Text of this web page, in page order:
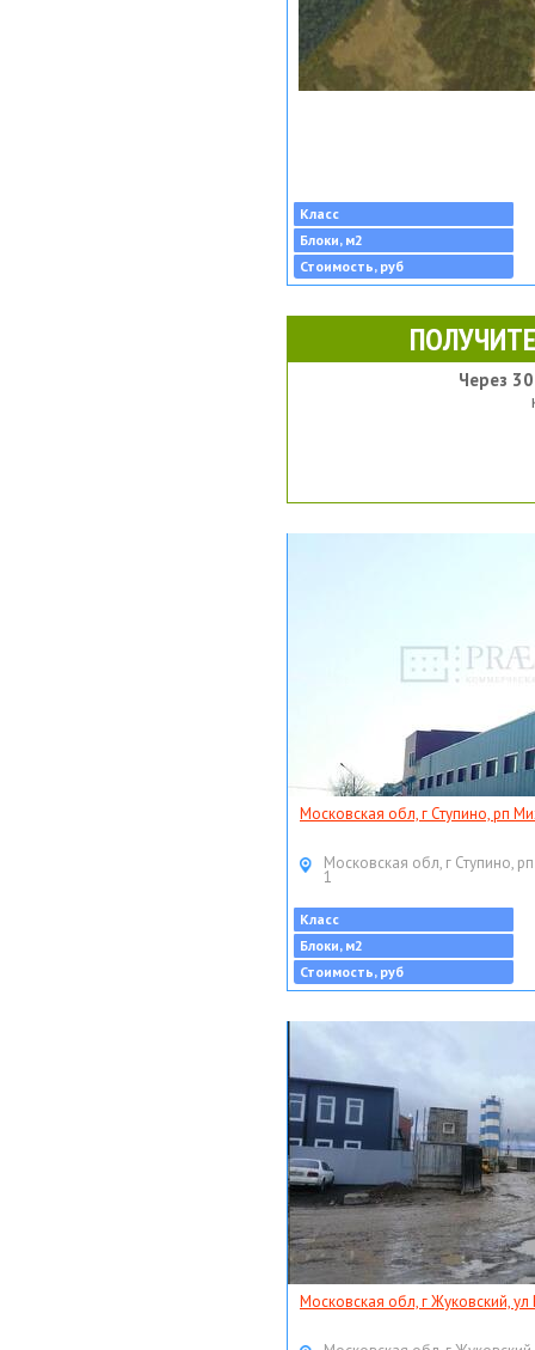
Класс
Блоки, м2
Стоимость, руб
Через
Московская обл, г Ступино, рп
Московская обл, г Ступино,
1
Класс
Блоки, м2
Стоимость, руб
Московская обл, г Жуковский,